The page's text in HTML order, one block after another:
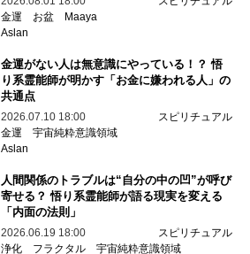
金運
お盆
Maaya
Aslan
金運がない人は無意識にやっている！？ 悟
り系霊能師が明かす「お金に嫌われる人」の
共通点
2026.07.10 18:00
スピリチュアル
金運 宇宙純粋意識領域
Aslan
人間関係のトラブルは“自分の中の凹”が呼び
寄せる？ 悟り系霊能師が語る現実を変える
「内面の法則」
2026.06.19 18:00
スピリチュアル
浄化
フラクタル 宇宙純粋意識領域